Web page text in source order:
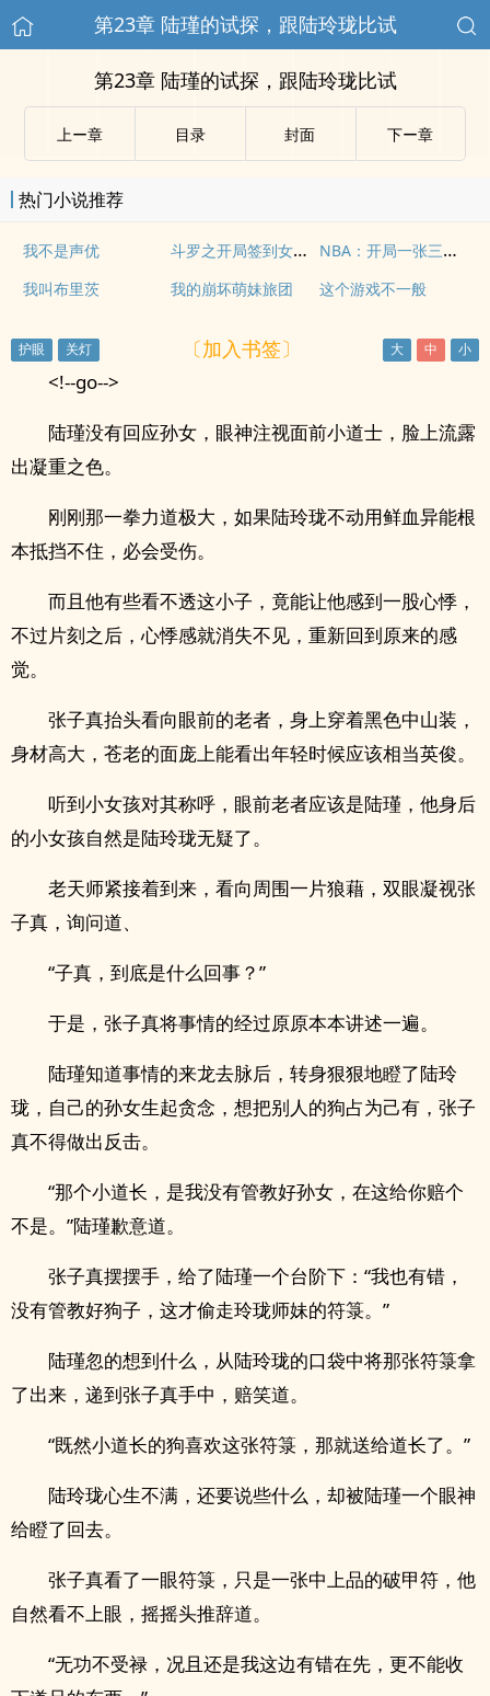
第23章 陆瑾的试探，跟陆玲珑比试
第23章 陆瑾的试探，跟陆玲珑比试
上ー章 目录 封面 下ー章
热门小说推荐
我不是声优 斗罗之开局签到女神小舞 NBA：开局一张三分体验卡
我叫布里茨 我的崩坏萌妹旅团 这个游戏不一般
〔加入书签〕
<!--go-->
陆瑾没有回应孙女，眼神注视面前小道士，脸上流露
出凝重之色。
刚刚那一拳力道极大，如果陆玲珑不动用鲜血异能根
本抵挡不住，必会受伤。
而且他有些看不透这小子，竟能让他感到一股心悸，
不过片刻之后，心悸感就消失不见，重新回到原来的感
觉。
张子真抬头看向眼前的老者，身上穿着黑色中山装，
身材高大，苍老的面庞上能看出年轻时候应该相当英俊。
听到小女孩对其称呼，眼前老者应该是陆瑾，他身后
的小女孩自然是陆玲珑无疑了。
老天师紧接着到来，看向周围一片狼藉，双眼凝视张
子真，询问道、
“子真，到底是什么回事？”
于是，张子真将事情的经过原原本本讲述一遍。
陆瑾知道事情的来龙去脉后，转身狠狠地瞪了陆玲
珑，自己的孙女生起贪念，想把别人的狗占为己有，张子
真不得做出反击。
“那个小道长，是我没有管教好孙女，在这给你赔个
不是。”陆瑾歉意道。
张子真摆摆手，给了陆瑾一个台阶下：“我也有错，
没有管教好狗子，这才偷走玲珑师妹的符箓。”
陆瑾忽的想到什么，从陆玲珑的口袋中将那张符箓拿
了出来，递到张子真手中，赔笑道。
“既然小道长的狗喜欢这张符箓，那就送给道长了。”
陆玲珑心生不满，还要说些什么，却被陆瑾一个眼神
给瞪了回去。
张子真看了一眼符箓，只是一张中上品的破甲符，他
自然看不上眼，摇摇头推辞道。
“无功不受禄，况且还是我这边有错在先，更不能收